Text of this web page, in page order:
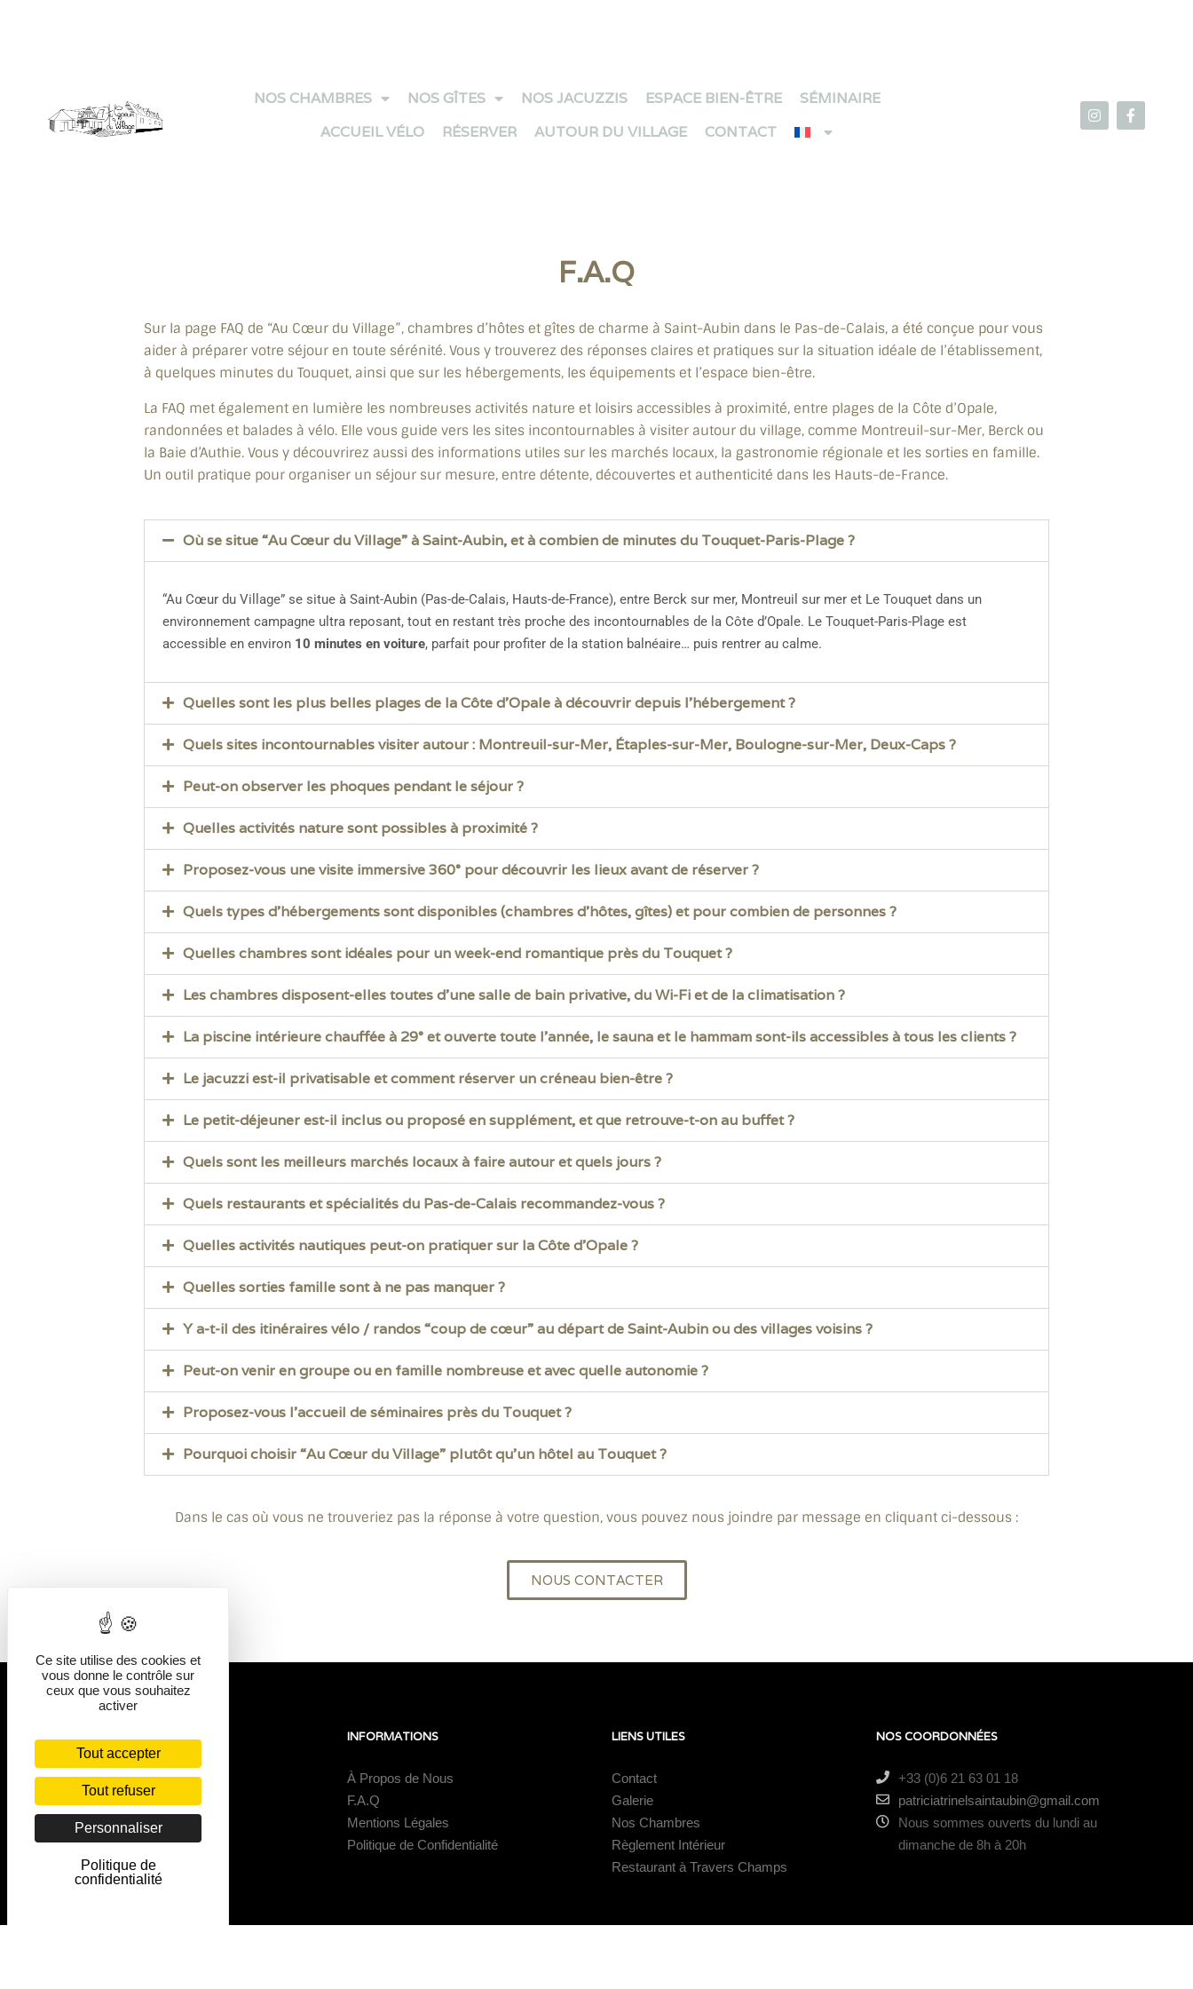
NOS CHAMBRES NOS GÎTES NOS JACUZZIS ESPACE BIEN-ÊTRE
SÉMINAIRE
ACCUEIL VÉLO
RÉSERVER AUTOUR DU VILLAGE CONTACT
F.A.Q
Sur la page FAQ de “Au Cœur du Village”, chambres d’hôtes et gîtes de charme à Saint-Aubin dans le Pas-de-Calais, a été conçue pour vous
aider à préparer votre séjour en toute sérénité. Vous y trouverez des réponses claires et pratiques sur la situation idéale de l’établissement,
à quelques minutes du Touquet, ainsi que sur les hébergements, les équipements et l’espace bien-être.
La FAQ met également en lumière les nombreuses activités nature et loisirs accessibles à proximité, entre plages de la Côte d’Opale,
randonnées et balades à vélo. Elle vous guide vers les sites incontournables à visiter autour du village, comme Montreuil-sur-Mer, Berck ou
la Baie d’Authie. Vous y découvrirez aussi des informations utiles sur les marchés locaux, la gastronomie régionale et les sorties en famille.
Un outil pratique pour organiser un séjour sur mesure, entre détente, découvertes et authenticité dans les Hauts-de-France.
Où se situe “Au Cœur du Village” à Saint-Aubin, et à combien de minutes du Touquet-Paris-Plage ?
“Au Cœur du Village” se situe à Saint-Aubin (Pas-de-Calais, Hauts-de-France), entre Berck sur mer, Montreuil sur mer et Le Touquet dans un
environnement campagne ultra reposant, tout en restant très proche des incontournables de la Côte d’Opale. Le Touquet-Paris-Plage est
accessible en environ 10 minutes en voiture, parfait pour profiter de la station balnéaire… puis rentrer au calme.
Quelles sont les plus belles plages de la Côte d’Opale à découvrir depuis l’hébergement ?
Quels sites incontournables visiter autour : Montreuil-sur-Mer, Étaples-sur-Mer, Boulogne-sur-Mer, Deux-Caps ?
Peut-on observer les phoques pendant le séjour ?
Quelles activités nature sont possibles à proximité ?
Proposez-vous une visite immersive 360° pour découvrir les lieux avant de réserver ?
Quels types d’hébergements sont disponibles (chambres d’hôtes, gîtes) et pour combien de personnes ?
Quelles chambres sont idéales pour un week-end romantique près du Touquet ?
Les chambres disposent-elles toutes d’une salle de bain privative, du Wi-Fi et de la climatisation ?
La piscine intérieure chauffée à 29° et ouverte toute l’année, le sauna et le hammam sont-ils accessibles à tous les clients ?
Le jacuzzi est-il privatisable et comment réserver un créneau bien-être ?
Le petit-déjeuner est-il inclus ou proposé en supplément, et que retrouve-t-on au buffet ?
Quels sont les meilleurs marchés locaux à faire autour et quels jours ?
Quels restaurants et spécialités du Pas-de-Calais recommandez-vous ?
Quelles activités nautiques peut-on pratiquer sur la Côte d’Opale ?
Quelles sorties famille sont à ne pas manquer ?
Y a-t-il des itinéraires vélo / randos “coup de cœur” au départ de Saint-Aubin ou des villages voisins ?
Peut-on venir en groupe ou en famille nombreuse et avec quelle autonomie ?
Proposez-vous l’accueil de séminaires près du Touquet ?
Pourquoi choisir “Au Cœur du Village” plutôt qu’un hôtel au Touquet ?
Dans le cas où vous ne trouveriez pas la réponse à votre question, vous pouvez nous joindre par message en cliquant ci-dessous :
NOUS CONTACTER
NOUS TROUVER
Au Coeur Du Village
1 place de la Mairie
62170
Saint-Aubin
INFORMATIONS
À Propos de Nous
F.A.Q
Mentions Légales
Politique de Confidentialité
LIENS UTILES
Contact
Galerie
Nos Chambres
Règlement Intérieur
Restaurant à Travers Champs
NOS COORDONNÉES
+33 (0)6 21 63 01 18
patriciatrinelsaintaubin@gmail.com
Nous sommes ouverts du lundi au
dimanche de 8h à 20h
Ce site utilise des cookies et
vous donne le contrôle sur
ceux que vous souhaitez
activer
Tout accepter
Tout refuser
Personnaliser
Politique de
confidentialité